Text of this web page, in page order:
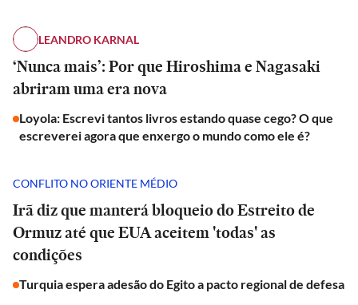
LEANDRO KARNAL
‘Nunca mais’: Por que Hiroshima e Nagasaki
abriram uma era nova
Loyola: Escrevi tantos livros estando quase cego? O que
escreverei agora que enxergo o mundo como ele é?
CONFLITO NO ORIENTE MÉDIO
Irã diz que manterá bloqueio do Estreito de
Ormuz até que EUA aceitem 'todas' as
condições
Turquia espera adesão do Egito a pacto regional de defesa